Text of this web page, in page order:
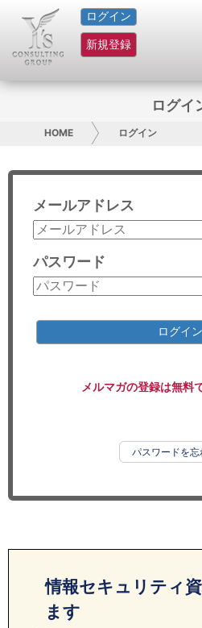
ログイン
新規登録
HOME
サービス紹介
グループ概要
採用情報
お問い合わせ
コンサルティング
リサーチ
ログイ
HOME ログイン
メールアドレス
パスワード
ログイン
メルマガの登録は無料
パスワードを忘
情報セキュリティ
ます